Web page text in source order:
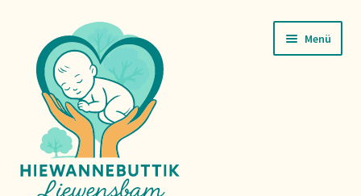
Navigation
springen
Inhalt
springen
Menü